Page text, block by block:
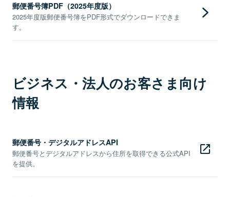
郵便番号簿PDF（2025年度版）
2025年度版郵便番号簿をPDF形式でダウンロードできま
す。
ビジネス・法人のお客さま向け
情報
郵便番号・デジタルアドレスAPI
郵便番号とデジタルアドレスから住所を取得できる公式API
を提供。